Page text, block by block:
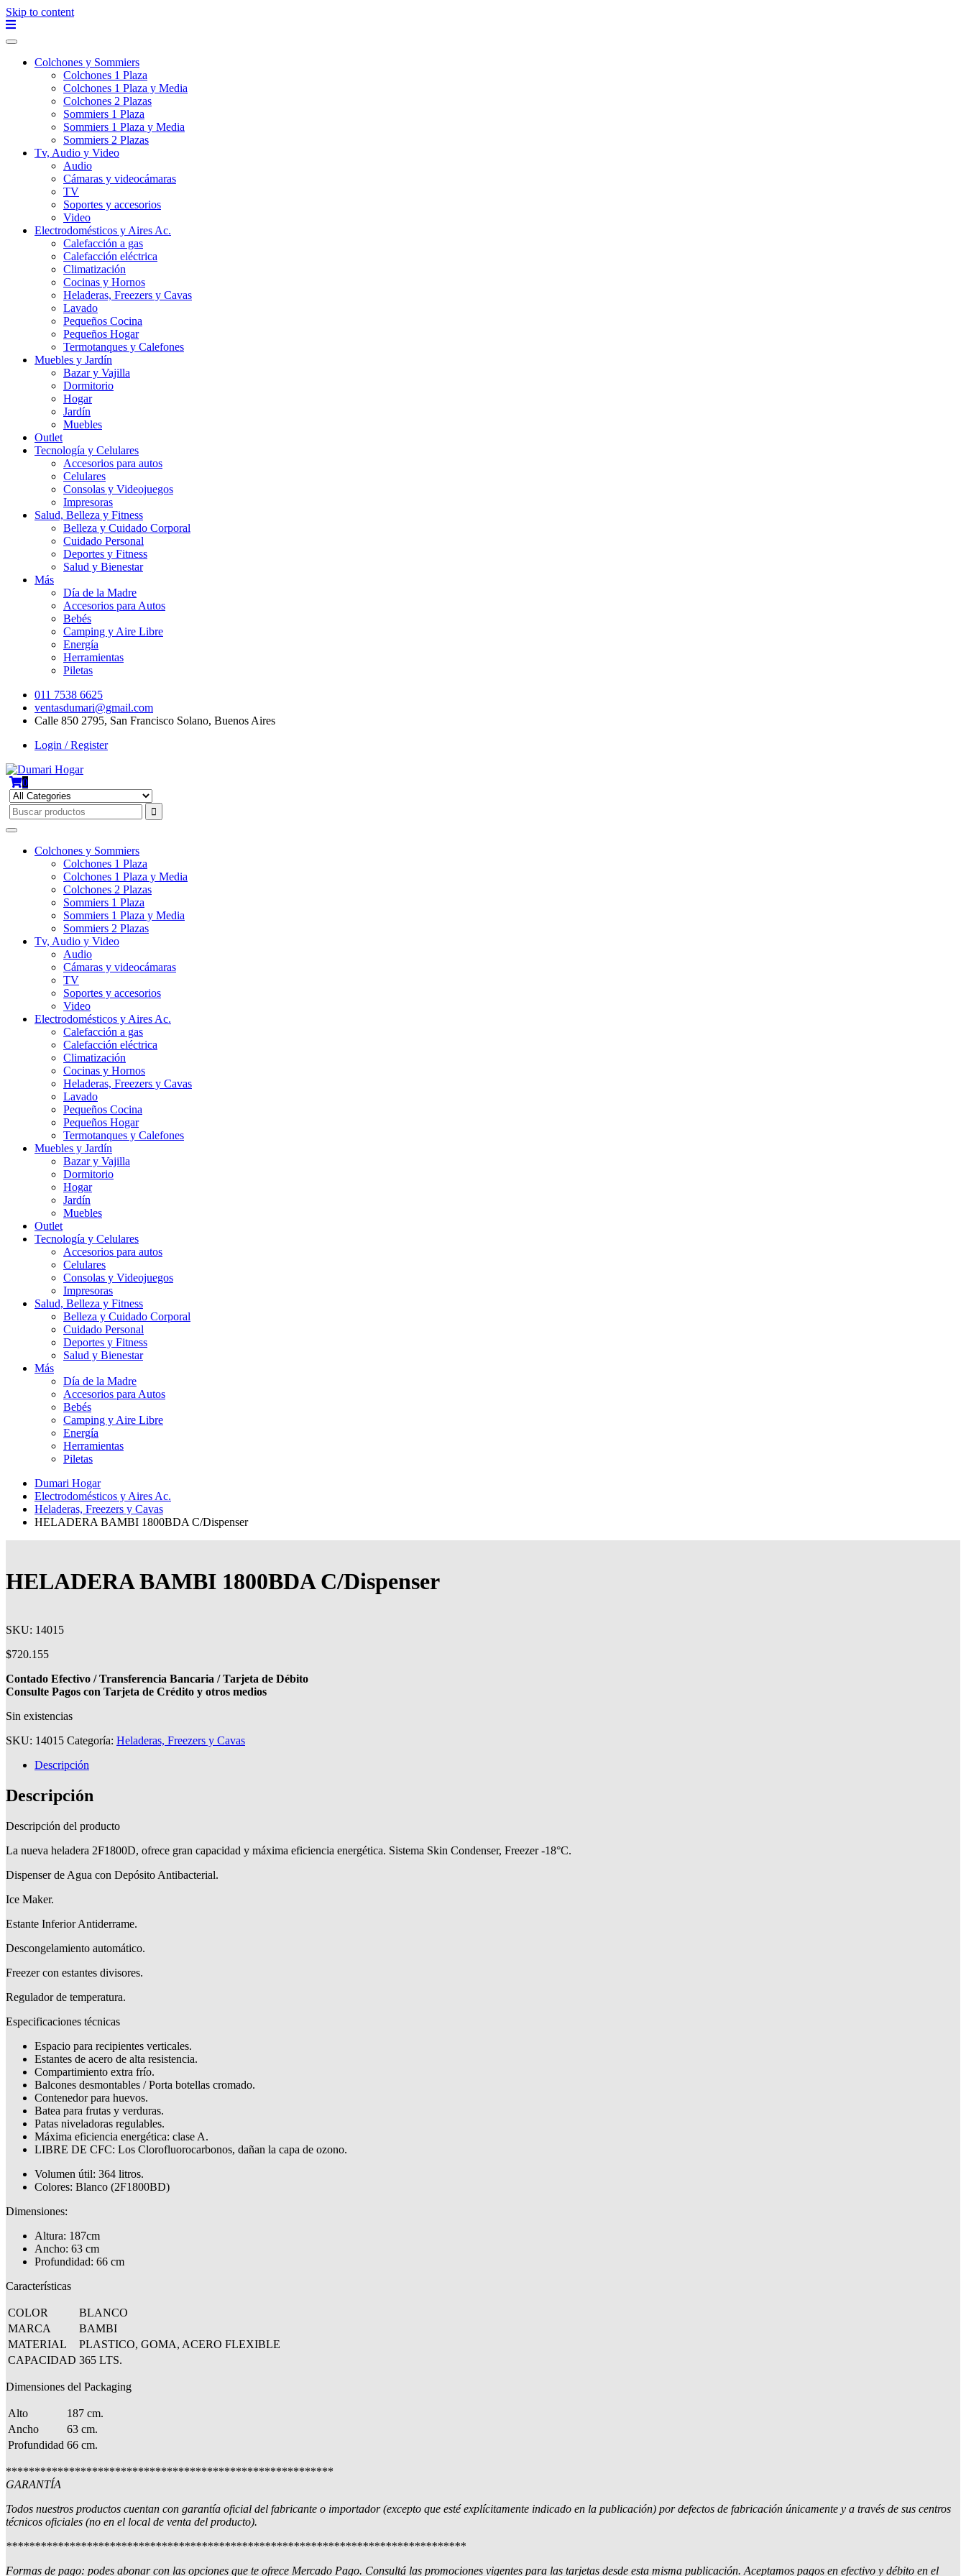
Skip to content
Colchones y Sommiers
Colchones 1 Plaza
Colchones 1 Plaza y Media
Colchones 2 Plazas
Sommiers 1 Plaza
Sommiers 1 Plaza y Media
Sommiers 2 Plazas
Tv, Audio y Video
Audio
Cámaras y videocámaras
TV
Soportes y accesorios
Video
Electrodomésticos y Aires Ac.
Calefacción a gas
Calefacción eléctrica
Climatización
Cocinas y Hornos
Heladeras, Freezers y Cavas
Lavado
Pequeños Cocina
Pequeños Hogar
Termotanques y Calefones
Muebles y Jardín
Bazar y Vajilla
Dormitorio
Hogar
Jardín
Muebles
Outlet
Tecnología y Celulares
Accesorios para autos
Celulares
Consolas y Videojuegos
Impresoras
Salud, Belleza y Fitness
Belleza y Cuidado Corporal
Cuidado Personal
Deportes y Fitness
Salud y Bienestar
Más
Día de la Madre
Accesorios para Autos
Bebés
Camping y Aire Libre
Energía
Herramientas
Piletas
011 7538 6625
ventasdumari@gmail.com
Calle 850 2795, San Francisco Solano, Buenos Aires
Login / Register
0
Colchones y Sommiers
Colchones 1 Plaza
Colchones 1 Plaza y Media
Colchones 2 Plazas
Sommiers 1 Plaza
Sommiers 1 Plaza y Media
Sommiers 2 Plazas
Tv, Audio y Video
Audio
Cámaras y videocámaras
TV
Soportes y accesorios
Video
Electrodomésticos y Aires Ac.
Calefacción a gas
Calefacción eléctrica
Climatización
Cocinas y Hornos
Heladeras, Freezers y Cavas
Lavado
Pequeños Cocina
Pequeños Hogar
Termotanques y Calefones
Muebles y Jardín
Bazar y Vajilla
Dormitorio
Hogar
Jardín
Muebles
Outlet
Tecnología y Celulares
Accesorios para autos
Celulares
Consolas y Videojuegos
Impresoras
Salud, Belleza y Fitness
Belleza y Cuidado Corporal
Cuidado Personal
Deportes y Fitness
Salud y Bienestar
Más
Día de la Madre
Accesorios para Autos
Bebés
Camping y Aire Libre
Energía
Herramientas
Piletas
Dumari Hogar
Electrodomésticos y Aires Ac.
Heladeras, Freezers y Cavas
HELADERA BAMBI 1800BDA C/Dispenser
HELADERA BAMBI 1800BDA C/Dispenser
SKU: 14015
$720.155
Contado Efectivo / Transferencia Bancaria / Tarjeta de Débito
Consulte Pagos con Tarjeta de Crédito y otros medios
Sin existencias
SKU: 14015 Categoría: Heladeras, Freezers y Cavas
Descripción
Descripción
Descripción del producto
La nueva heladera 2F1800D, ofrece gran capacidad y máxima eficiencia energética. Sistema Skin Condenser, Freezer -18°C.
Dispenser de Agua con Depósito Antibacterial.
Ice Maker.
Estante Inferior Antiderrame.
Descongelamiento automático.
Freezer con estantes divisores.
Regulador de temperatura.
Especificaciones técnicas
Espacio para recipientes verticales.
Estantes de acero de alta resistencia.
Compartimiento extra frío.
Balcones desmontables / Porta botellas cromado.
Contenedor para huevos.
Batea para frutas y verduras.
Patas niveladoras regulables.
Máxima eficiencia energética: clase A.
LIBRE DE CFC: Los Clorofluorocarbonos, dañan la capa de ozono.
Volumen útil: 364 litros.
Colores: Blanco (2F1800BD)
Dimensiones:
Altura: 187cm
Ancho: 63 cm
Profundidad: 66 cm
Características
COLOR
BLANCO
MARCA
BAMBI
MATERIAL
PLASTICO, GOMA, ACERO FLEXIBLE
CAPACIDAD 365 LTS.
Dimensiones del Packaging
Alto
187 cm.
Ancho
63 cm.
Profundidad 66 cm.
*********************************************************
GARANTÍA
Todos nuestros productos cuentan con garantía oficial del fabricante o importador (excepto que esté explícitamente indicado en la publicación) por defectos de fabricación únicamente y a través de sus centros
técnicos oficiales (no en el local de venta del producto).
********************************************************************************
Formas de pago: podes abonar con las opciones que te ofrece Mercado Pago. Consultá las promociones vigentes para las tarjetas desde esta misma publicación. Aceptamos pagos en efectivo y débito en el